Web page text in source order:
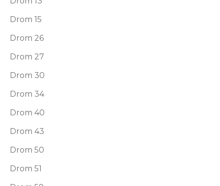
Drom 15
Drom 26
Drom 27
Drom 30
Drom 34
Drom 40
Drom 43
Drom 50
Drom 51